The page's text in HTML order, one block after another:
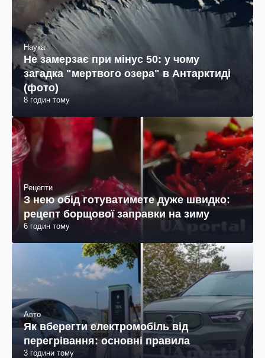
Наука
Не замерзає при мінус 50: у чому
загадка "мертвого озера" в Антарктиді
(фото)
8 годин тому
Рецепти
З нею обід готуватимете дуже швидко:
рецепт борщової заправки на зиму
6 годин тому
Авто
Як вберегти електромобіль від
перегрівання: основні правила
3 години тому